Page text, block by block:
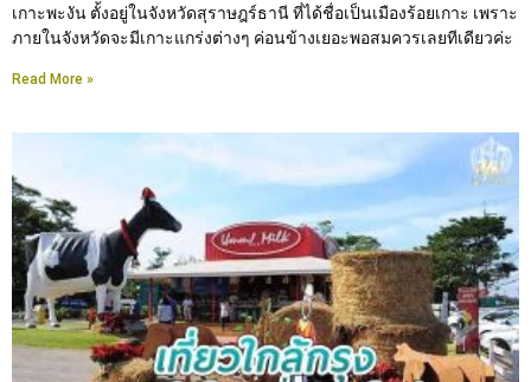
เกาะพะงัน ตั้งอยู่ในจังหวัดสุราษฎร์ธานี ที่ได้ชื่อเป็นเมืองร้อยเกาะ เพราะ
ภายในจังหวัดจะมีเกาะแกร่งต่างๆ ค่อนข้างเยอะพอสมควรเลยทีเดียวค่ะ
Read More »